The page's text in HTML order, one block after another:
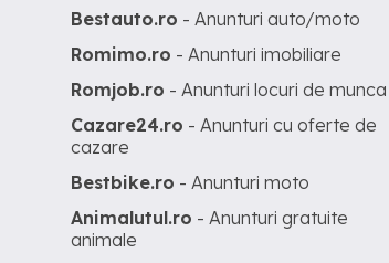
Bestauto.ro - Anunturi auto/moto
Romimo.ro - Anunturi imobiliare
Romjob.ro - Anunturi locuri de munca
Cazare24.ro - Anunturi cu oferte de
cazare
Bestbike.ro - Anunturi moto
Animalutul.ro - Anunturi gratuite
animale